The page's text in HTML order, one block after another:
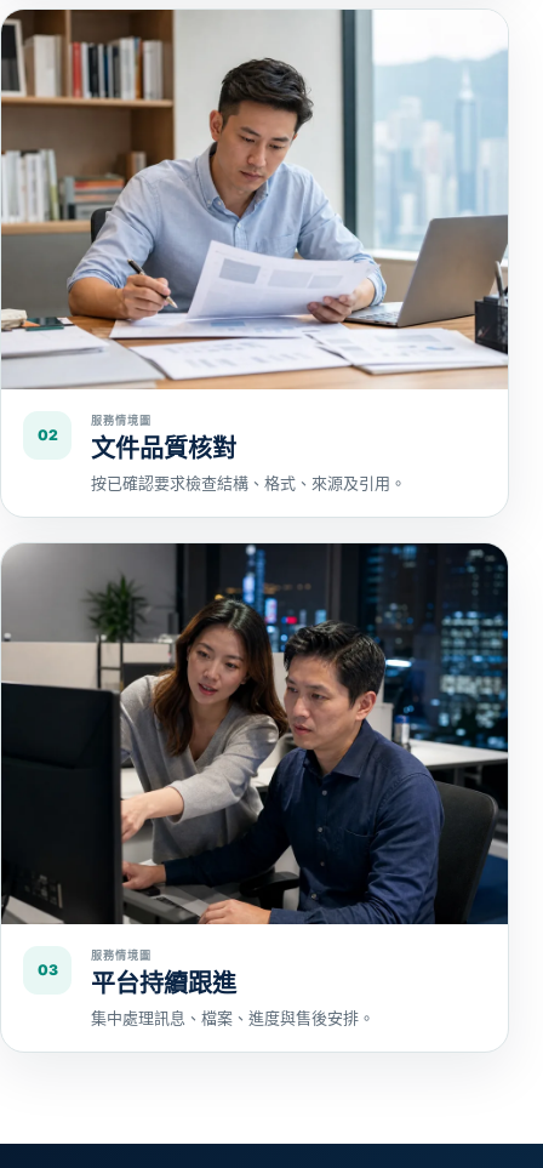
02
服務情境圖
文件品質核對
按已確認要求檢查結構、格式、來源及引用。
03
服務情境圖
平台持續跟進
集中處理訊息、檔案、進度與售後安排。